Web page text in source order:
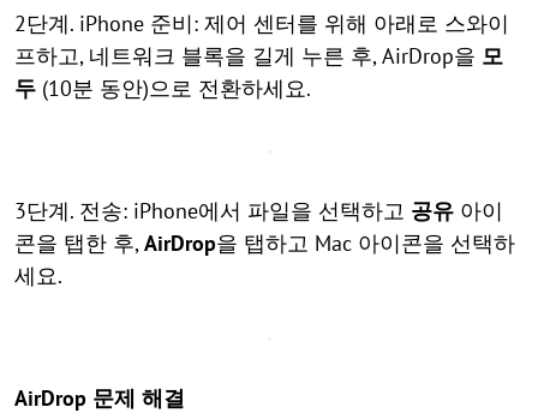
2단계. iPhone 준비: 제어 센터를 위해 아래로 스와이
프하고, 네트워크 블록을 길게 누른 후, AirDrop을 모
두 (10분 동안)으로 전환하세요.
3단계. 전송: iPhone에서 파일을 선택하고 공유 아이
콘을 탭한 후,AirDrop을 탭하고 Mac 아이콘을 선택하
세요.
AirDrop 문제 해결